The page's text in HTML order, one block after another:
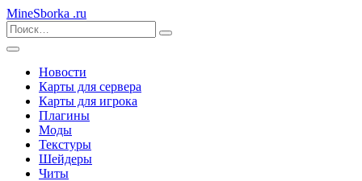
MineSborka .ru
Новости
Карты для сервера
Карты для игрока
Плагины
Моды
Текстуры
Шейдеры
Читы